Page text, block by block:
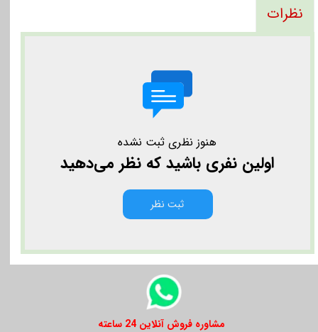
نظرات
هنوز نظری ثبت نشده
اولین نفری باشید که نظر می‌دهید
ثبت نظر
​​مشاوره فروش آنلاین 24 ساعته